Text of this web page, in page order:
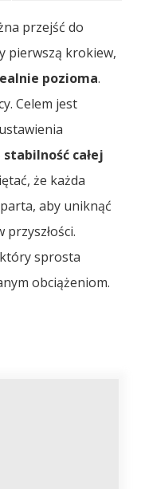
przejść do
pierwszą krokiew,
pozioma.
Celem jest
stabilność całej
że każda
aby uniknąć
przyszłości.
sprosta
obciążeniom.